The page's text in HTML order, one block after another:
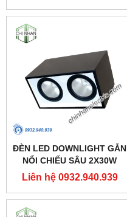
ĐÈN LED DOWNLIGHT GẮN
NỔI CHIẾU SÂU 2X30W
310X160 - DFB2301 -
Liên hệ 0932.940.939